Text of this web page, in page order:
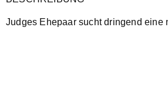
Judges Ehepaar sucht dringend eine